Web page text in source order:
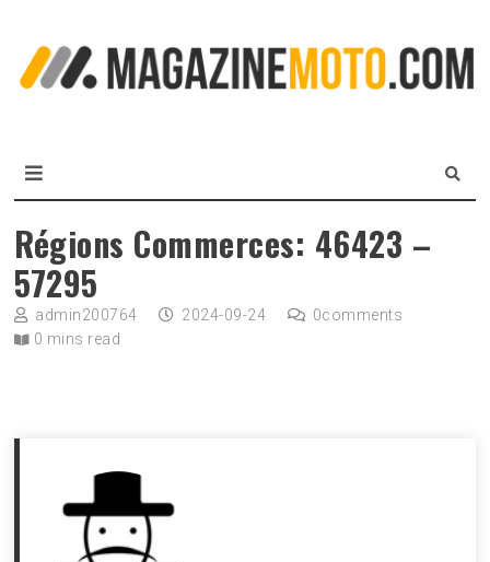
content
Régions Commerces: 46423 –
57295
admin200764 2024-09-24 0comments
0 mins read